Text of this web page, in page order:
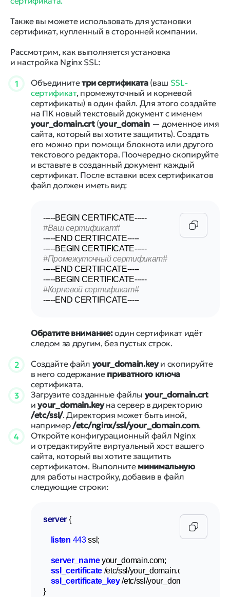
Также вы можете использовать для установки
сертификат, купленный в сторонней компании.
Рассмотрим, как выполняется установка
и настройка Nginx SSL:
1 Объединитетри сертификата(ваш SSL-
сертификат, промежуточный и корневой
сертификаты) в один файл. Для этого создайте
на ПК новый текстовый документ с именем
your_domain.crt(your_domain — доменное имя
сайта, который вы хотите защитить). Создать
его можно при помощи блокнота или другого
текстового редактора. Поочередно скопируйте
и вставьте в созданный документ каждый
сертификат. После вставки всех сертификатов
файл должен иметь вид:
-----BEGIN CERTIFICATE-----
#Ваш сертификат#
-----END CERTIFICATE-----
-----BEGIN CERTIFICATE-----
#Промежуточный сертификат#
-----END CERTIFICATE-----
-----BEGIN CERTIFICATE-----
#Корневой сертификат#
-----END CERTIFICATE-----
Обратите внимание:один сертификат идёт
следом за другим, без пустых строк.
2 Создайте файл your_domain.keyи скопируйте
в него содержание приватного ключа
сертификата.
3
Загрузите созданные файлы your_domain.crt
иyour_domain.keyна сервер в директорию
/etc/ssl/. Директория может быть иной,
например/etc/nginx/ssl/your_domain.com.
4
Откройте конфигурационный файл Nginx
и отредактируйте виртуальный хост вашего
сайта, который вы хотите защитить
сертификатом. Выполните минимальную
для работы настройку, добавив в файл
следующие строки:
server {
listen 443 ssl;
server_name your_domain.com;
ssl_certificate /etc/ssl/your_domain.crt;
ssl_certificate_key /etc/ssl/your_domain.key;
}